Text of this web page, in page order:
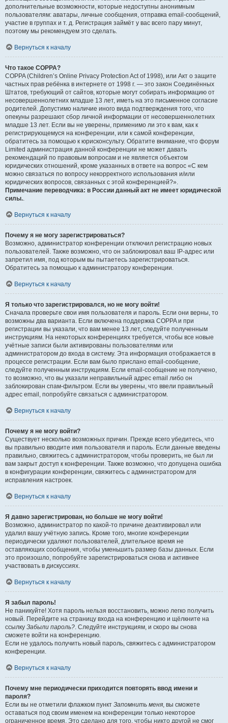
дополнительные возможности, которые недоступны анонимным
пользователям: аватары, личные сообщения, отправка email-сообщений,
участие в группах и т. д. Регистрация займёт у вас всего пару минут,
поэтому мы рекомендуем это сделать.
Вернуться к началу
Что такое COPPA?
COPPA (Children’s Online Privacy Protection Act of 1998), или Акт о защите
частных прав ребёнка в интернете от 1998 г. — это закон Соединённых
Штатов, требующий от сайтов, которые могут собирать информацию от
несовершеннолетних младше 13 лет, иметь на это письменное согласие
родителей. Допустимо наличие иного вида подтверждения того, что
опекуны разрешают сбор личной информации от несовершеннолетних
младше 13 лет. Если вы не уверены, применимо ли это к вам, как к
регистрирующемуся на конференции, или к самой конференции,
обратитесь за помощью к юрисконсульту. Обратите внимание, что форум
Limited администрация данной конференции не может давать
рекомендаций по правовым вопросам и не является объектом
юридических отношений, кроме указанных в ответе на вопрос «С кем
можно связаться по вопросу некорректного использования и/или
юридических вопросов, связанных с этой конференцией?».
Примечание переводчика: в России данный акт не имеет юридической
силы..
Вернуться к началу
Почему я не могу зарегистрироваться?
Возможно, администратор конференции отключил регистрацию новых
пользователей. Также возможно, что он заблокировал ваш IP-адрес или
запретил имя, под которым вы пытаетесь зарегистрироваться.
Обратитесь за помощью к администратору конференции.
Вернуться к началу
Я только что зарегистрировался, но не могу войти!
Сначала проверьте свои имя пользователя и пароль. Если они верны, то
возможны два варианта. Если включена поддержка COPPA и при
регистрации вы указали, что вам менее 13 лет, следуйте полученным
инструкциям. На некоторых конференциях требуется, чтобы все новые
учётные записи были активированы пользователями или
администратором до входа в систему. Эта информация отображается в
процессе регистрации. Если вам было прислано email-сообщение,
следуйте полученным инструкциям. Если email-сообщение не получено,
то возможно, что вы указали неправильный адрес email либо он
заблокирован спам-фильтром. Если вы уверены, что ввели правильный
адрес email, попробуйте связаться с администратором.
Вернуться к началу
Почему я не могу войти?
Существует несколько возможных причин. Прежде всего убедитесь, что
вы правильно вводите имя пользователя и пароль. Если данные введены
правильно, свяжитесь с администратором, чтобы проверить, не был ли
вам закрыт доступ к конференции. Также возможно, что допущена ошибка
в конфигурации конференции, свяжитесь с администратором для
исправления настроек.
Вернуться к началу
Я давно зарегистрирован, но больше не могу войти!
Возможно, администратор по какой-то причине деактивировал или
удалил вашу учётную запись. Кроме того, многие конференции
периодически удаляют пользователей, длительное время не
оставляющих сообщения, чтобы уменьшить размер базы данных. Если
это произошло, попробуйте зарегистрироваться снова и активнее
участвовать в дискуссиях.
Вернуться к началу
Я забыл пароль!
Не паникуйте! Хотя пароль нельзя восстановить, можно легко получить
новый. Перейдите на страницу входа на конференцию и щёлкните на
ссылку Забыли пароль?. Следуйте инструкциям, и скоро вы снова
сможете войти на конференцию.
Если не удалось получить новый пароль, свяжитесь с администратором
конференции.
Вернуться к началу
Почему мне периодически приходится повторять ввод имени и
пароля?
Если вы не отметили флажком пункт Запомнить меня, вы сможете
оставаться под своим именем на конференции только некоторое
ограниченное время. Это сделано для того, чтобы никто другой не смог